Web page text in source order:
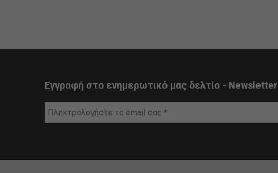
Εγγραφή στο ενημερωτικό μας δελτίο - Newsletter